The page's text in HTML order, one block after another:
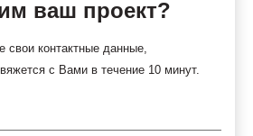
ваш проект?
свои контактные данные,
с Вами в течение 10 минут.